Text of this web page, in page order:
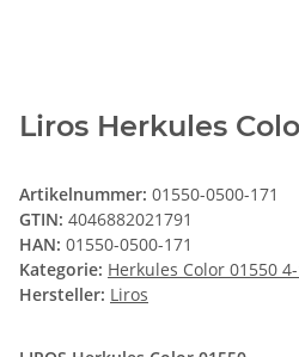
Liros Herkules
Artikelnummer: 01550-0500-171
GTIN: 4046882021791
HAN: 01550-0500-171
Kategorie: Herkules Color 01550
Hersteller: Liros